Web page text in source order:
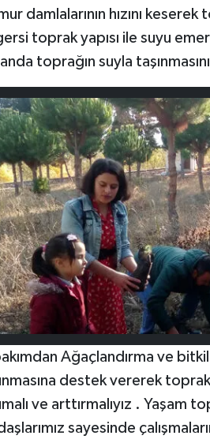
damlalarının hızını
toprak yapısı ile suyu
toprağın suyla
Ağaçlandırma ve
destek vererek toprak
ve arttırmalıyız . Yaşam
sayesinde